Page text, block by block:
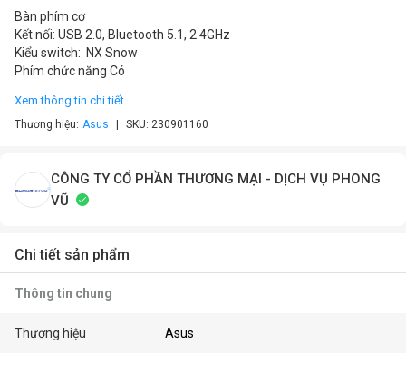
Bàn phím cơ
Kết nối: USB 2.0, Bluetooth 5.1, 2.4GHz
Kiểu switch: NX Snow
Phím chức năng Có
Xem thông tin chi tiết
Thương hiệu: Asus SKU: 230901160
CÔNG TY CỔ PHẦN THƯƠNG MẠI - DỊCH VỤ PHONG
VŨ
Chi tiết sản phẩm
Thông tin chung
Thương hiệu Asus